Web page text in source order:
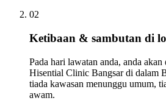
02
Ketibaan & sambutan di
Pada hari lawatan anda, anda
Hisential Clinic Bangsar di dalam
tiada kawasan menunggu umum,
awam.